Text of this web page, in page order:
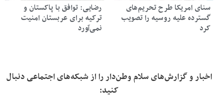
سنای امریکا طرح تحریم‌های
گسترده علیه روسیه را تصویب
کرد
رضایی: توافق با پاکستان و
ترکیه برای عربستان امنیت
نمی‌آورد
اخبار و گزارش‌های سلام وطن‌دار را از شبکه‌های اجتماعی دنبال
کنید: